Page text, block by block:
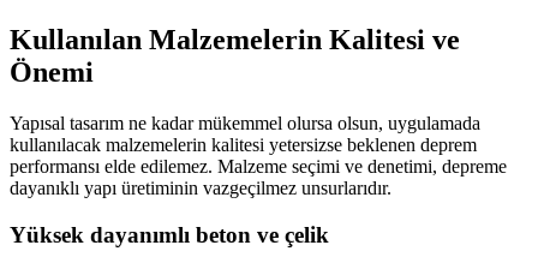
Kullanılan Malzemelerin Kalitesi ve
Önemi
Yapısal tasarım ne kadar mükemmel olursa olsun, uygulamada
kullanılacak malzemelerin kalitesi yetersizse beklenen deprem
performansı elde edilemez. Malzeme seçimi ve denetimi, depreme
dayanıklı yapı üretiminin vazgeçilmez unsurlarıdır.
Yüksek dayanımlı beton ve çelik